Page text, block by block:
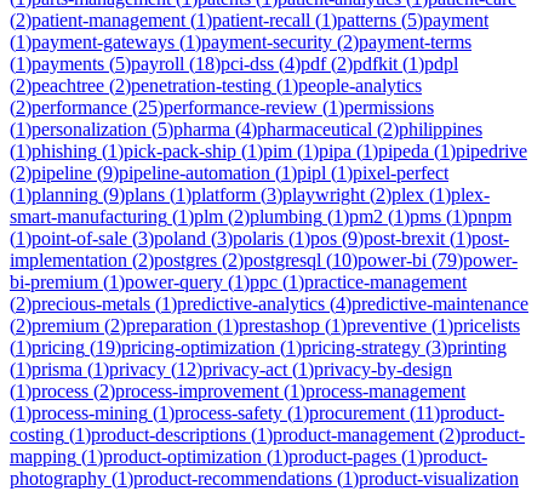
(2)patient-management (1)patient-recall (1)patterns (5)payment
(1)payment-gateways (1)payment-security (2)payment-terms
(1)payments (5)payroll (18)pci-dss (4)pdf(2)pdfkit (1)pdpl
(2)peachtree (2)penetration-testing (1)people-analytics
(2)performance (25)performance-review (1)permissions
(1)personalization (5)pharma (4)pharmaceutical (2)philippines
(1)phishing (1)pick-pack-ship (1)pim (1)pipa (1)pipeda (1)pipedrive
(2)pipeline (9)pipeline-automation (1)pipl (1)pixel-perfect
(1)planning (9)plans (1)platform (3)playwright (2)plex (1)plex-
smart-manufacturing (1)plm (2)plumbing (1)pm2 (1)pms (1)pnpm
(1)point-of-sale (3)poland (3)polaris (1)pos (9)post-brexit (1)post-
implementation (2)postgres (2)postgresql (10)power-bi (79)power-
bi-premium (1)power-query (1)ppc (1)practice-management
(2)precious-metals (1)predictive-analytics (4)predictive-maintenance
(2)premium (2)preparation (1)prestashop (1)preventive (1)pricelists
(1)pricing (19)pricing-optimization (1)pricing-strategy (3)printing
(1)prisma (1)privacy (12)privacy-act (1)privacy-by-design
(1)process (2)process-improvement (1)process-management
(1)process-mining (1)process-safety (1)procurement (11)product-
costing (1)product-descriptions (1)product-management (2)product-
mapping (1)product-optimization (1)product-pages (1)product-
photography (1)product-recommendations (1)product-visualization